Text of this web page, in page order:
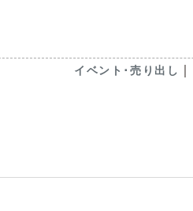
イベント･売り出し ｜